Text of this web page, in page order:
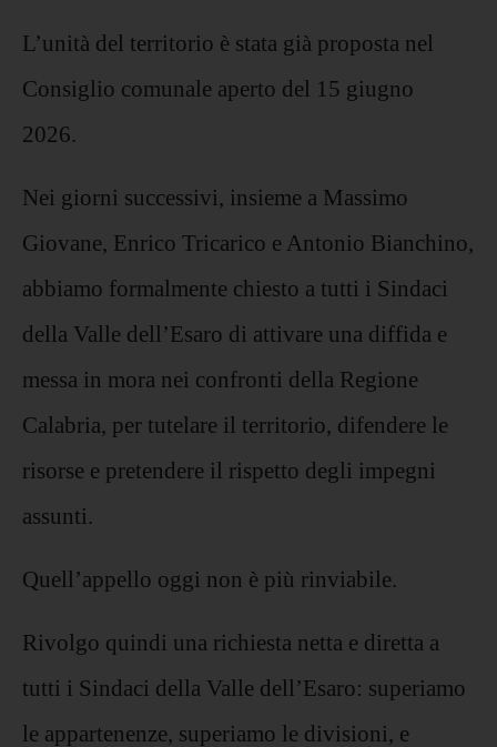
L’unità del territorio è stata già proposta nel
Consiglio comunale aperto del 15 giugno
2026.
Nei giorni successivi, insieme a Massimo
Giovane, Enrico Tricarico e Antonio Bianchino,
abbiamo formalmente chiesto a tutti i Sindaci
della Valle dell’Esaro di attivare una diffida e
messa in mora nei confronti della Regione
Calabria, per tutelare il territorio, difendere le
risorse e pretendere il rispetto degli impegni
assunti.
Quell’appello oggi non è più rinviabile.
Rivolgo quindi una richiesta netta e diretta a
tutti i Sindaci della Valle dell’Esaro: superiamo
le appartenenze, superiamo le divisioni, e